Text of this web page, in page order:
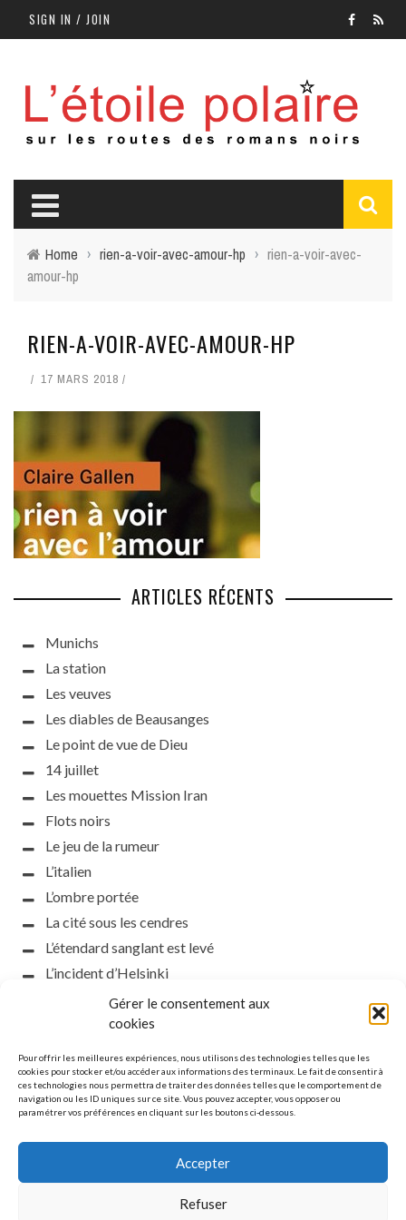
Gérer le consentement aux
cookies
Pour offrir les meilleures expériences, nous utilisons des technologies telles que les
cookies pour stocker et/ou accéder aux informations des terminaux. Le fait de consentir à
ces technologies nous permettra de traiter des données telles que le comportement de
navigation ou les ID uniques sur ce site. Vous pouvez accepter, vous opposer ou
paramétrer vos préférences en cliquant sur les boutons ci-dessous.
Accepter
Refuser
SIGN IN / JOIN
Home › rien-a-voir-avec-amour-hp › rien-a-voir-avec-
amour-hp
RIEN-A-VOIR-AVEC-AMOUR-HP
17 MARS 2018
ARTICLES RÉCENTS
Munichs
La station
Les veuves
Les diables de Beausanges
Le point de vue de Dieu
14 juillet
Les mouettes Mission Iran
Flots noirs
Le jeu de la rumeur
L’italien
L’ombre portée
La cité sous les cendres
L’étendard sanglant est levé
L’incident d’Helsinki
la petite fasciste
Toutes les nuances de la nuit
Que s’obscurcissent le soleil et la lumière
Le silence